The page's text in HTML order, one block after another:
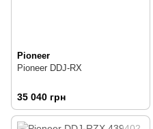
Pioneer
Pioneer DDJ-RX
35 040 грн